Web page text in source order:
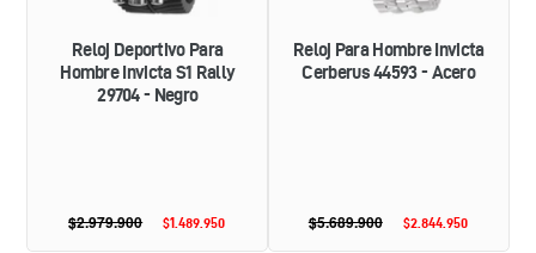
NEGRO
Reloj Deportivo Para
Hombre Invicta S1 Rally
29704 - Negro
Precio
$1.489.950
Precio
$2.979.900
Reloj Para Hombre Invicta
Cerberus 44593 - Acero
Precio
$2.844.950
Precio
$5.689.900